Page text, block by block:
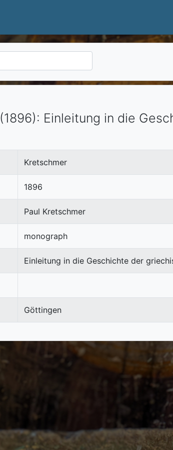
(1896): Einleitung in die
Kretschmer
1896
Paul Kretschmer
monograph
Einleitung in die Geschichte der
Göttingen